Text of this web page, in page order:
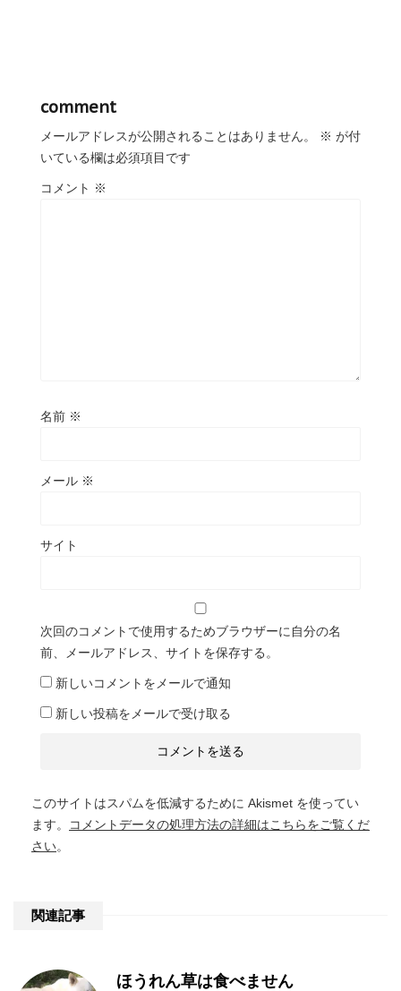
comment
メールアドレスが公開されることはありません。 ※ が付
いている欄は必須項目です
コメント ※
名前 ※
メール ※
サイト
次回のコメントで使用するためブラウザーに自分の名
前、メールアドレス、サイトを保存する。
新しいコメントをメールで通知
新しい投稿をメールで受け取る
このサイトはスパムを低減するために Akismet を使ってい
ます。
コメントデータの処理方法の詳細はこちらをご覧くだ
さい。
関連記事
ほうれん草は食べません